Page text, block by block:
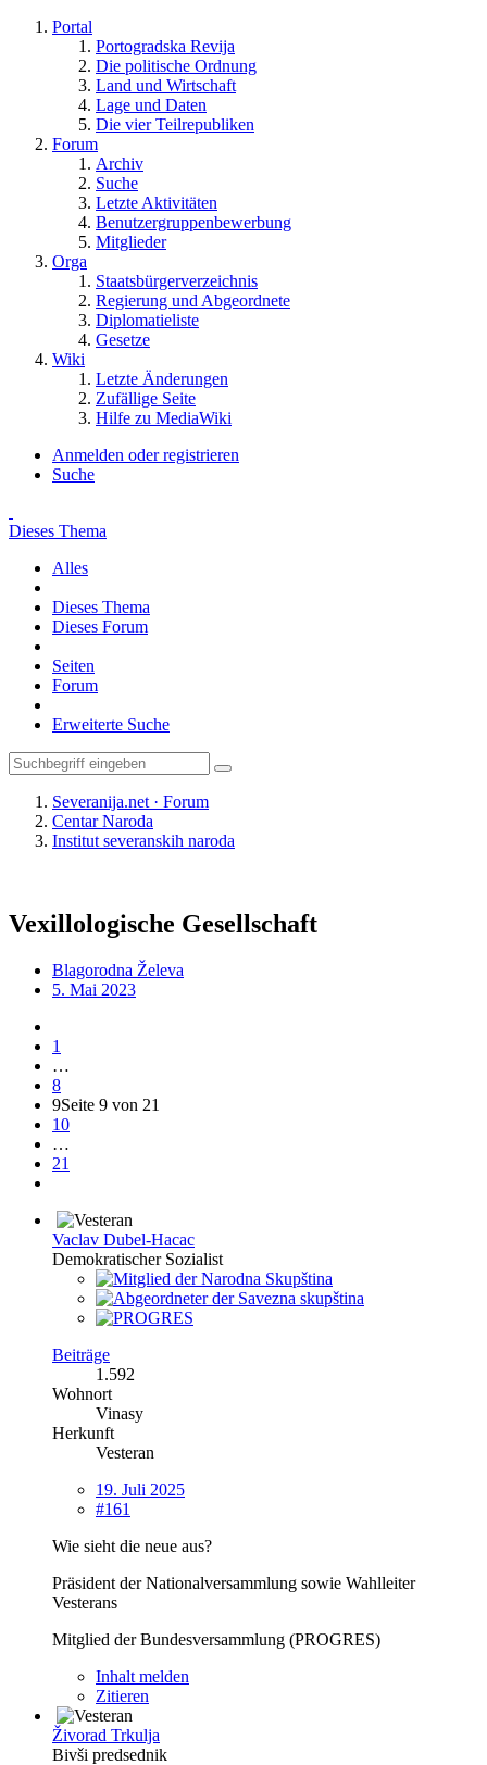
Portal
Portogradska Revija
Die politische Ordnung
Land und Wirtschaft
Lage und Daten
Die vier Teilrepubliken
Forum
Archiv
Suche
Letzte Aktivitäten
Benutzergruppenbewerbung
Mitglieder
Orga
Staatsbürgerverzeichnis
Regierung und Abgeordnete
Diplomatieliste
Gesetze
Wiki
Letzte Änderungen
Zufällige Seite
Hilfe zu MediaWiki
Anmelden oder registrieren
Suche
Dieses Thema
Alles
Dieses Thema
Dieses Forum
Seiten
Forum
Erweiterte Suche
Severanija.net · Forum
Centar Naroda
Institut severanskih naroda
Vexillologische Gesellschaft
Blagorodna Želeva
5. Mai 2023
1
…
8
9Seite 9 von 21
10
…
21
Vaclav Dubel-Hacac
Demokratischer Sozialist
Beiträge
1.592
Wohnort
Vinasy
Herkunft
Vesteran
19. Juli 2025
#161
Wie sieht die neue aus?
Präsident der Nationalversammlung sowie Wahlleiter
Vesterans
Mitglied der Bundesversammlung (PROGRES)
Inhalt melden
Zitieren
Živorad Trkulja
Bivši predsednik